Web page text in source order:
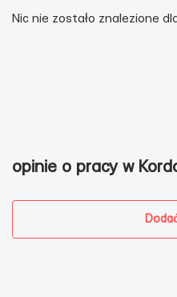
Nic nie zostało znalezione
opinie o pracy w